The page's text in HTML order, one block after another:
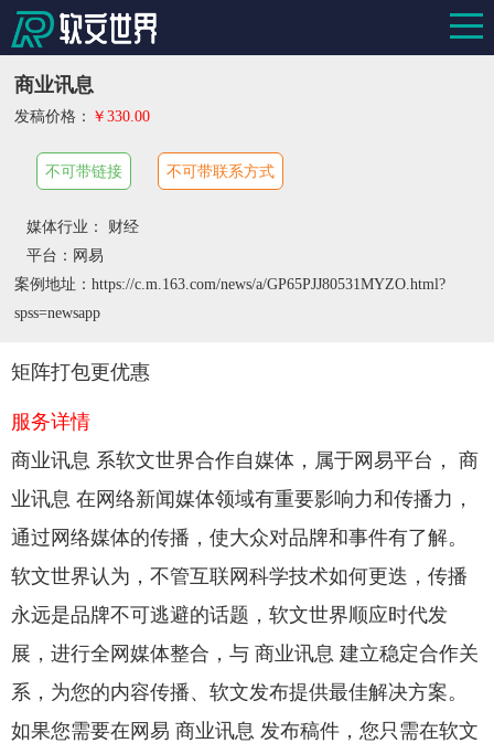
商业讯息
发稿价格： ￥330.00
不可带链接 不可带联系方式
媒体行业： 财经
平台：网易
案例地址：https://c.m.163.com/news/a/GP65PJJ80531MYZO.html?
spss=newsapp
矩阵打包更优惠
服务详情
商业讯息 系软文世界合作自媒体，属于网易平台， 商
业讯息 在网络新闻媒体领域有重要影响力和传播力，
通过网络媒体的传播，使大众对品牌和事件有了解。
软文世界认为，不管互联网科学技术如何更迭，传播
永远是品牌不可逃避的话题，软文世界顺应时代发
展，进行全网媒体整合，与 商业讯息 建立稳定合作关
系，为您的内容传播、软文发布提供最佳解决方案。
如果您需要在网易 商业讯息 发布稿件，您只需在软文